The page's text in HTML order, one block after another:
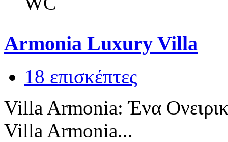
Armonia Luxury Villa
18 επισκέπτες
Villa Armonia: Ένα
Villa Armonia...